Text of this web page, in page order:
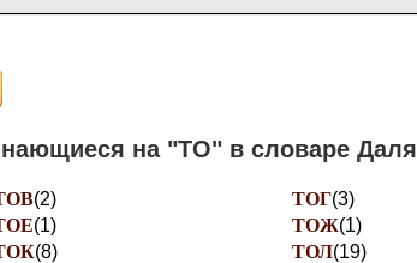
на "ТО" в словаре Даля
(2) ТОГ(3)
(1) ТОЖ(1)
(8) ТОЛ(19)